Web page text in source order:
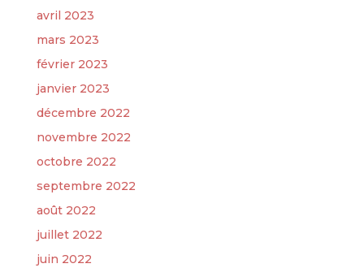
avril 2023
mars 2023
février 2023
janvier 2023
décembre 2022
novembre 2022
octobre 2022
septembre 2022
août 2022
juillet 2022
juin 2022